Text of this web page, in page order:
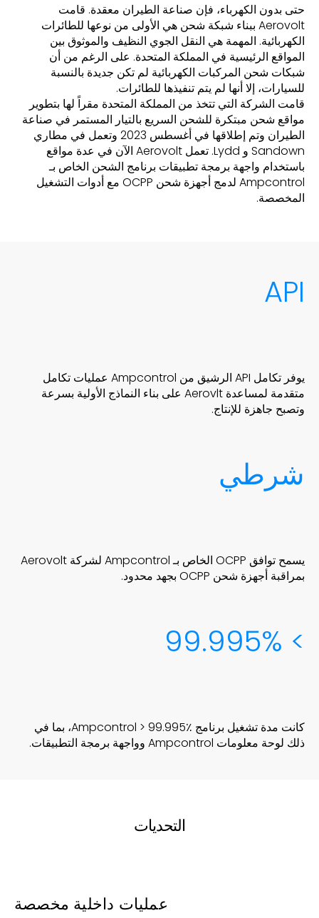
حتى بدون الكهرباء، فإن صناعة الطيران معقدة. قامت
Aerovolt ببناء شبكة شحن هي الأولى من نوعها للطائرات
الكهربائية. المهمة هي النقل الجوي النظيف والموثوق بين
المواقع الرئيسية في المملكة المتحدة. على الرغم من أن
شبكات شحن المركبات الكهربائية لم تكن جديدة بالنسبة
للسيارات، إلا أنها لم يتم تنفيذها للطائرات.
قامت الشركة التي تتخذ من المملكة المتحدة مقراً لها بتطوير
مواقع شحن مبتكرة للشحن السريع بالتيار المستمر في صناعة
الطيران وتم إطلاقها في أغسطس 2023 وتعمل في مطاري
Sandown و Lydd. تعمل Aerovolt الآن في عدة مواقع
باستخدام واجهة برمجة تطبيقات برنامج الشحن الخاص بـ
Ampcontrol لدمج أجهزة شحن OCPP مع أدوات التشغيل
المخصصة.
API
يوفر تكامل API الرشيق من Ampcontrol عمليات تكامل
متقدمة لمساعدة Aerovlt على بناء النماذج الأولية بسرعة
وتصبح جاهزة للإنتاج.
شرطي
يسمح توافق OCPP الخاص بـ Ampcontrol لشركة Aerovolt
بمراقبة أجهزة شحن OCPP بجهد محدود.
> 99.995%
كانت مدة تشغيل برنامج Ampcontrol > 99.995٪، بما في
ذلك لوحة معلومات Ampcontrol وواجهة برمجة التطبيقات.
التحديات
عمليات داخلية مخصصة